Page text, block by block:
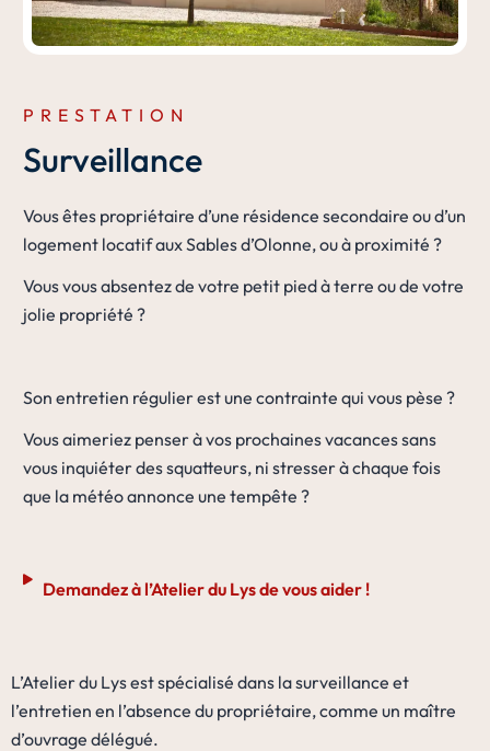
PRESTATION
Surveillance
Vous êtes propriétaire d’une résidence secondaire ou d’un
logement locatif aux Sables d’Olonne, ou à proximité ?
Vous vous absentez de votre petit pied à terre ou de votre
jolie propriété ?
Son entretien régulier est une contrainte qui vous pèse ?
Vous aimeriez penser à vos prochaines vacances sans
vous inquiéter des squatteurs, ni stresser à chaque fois
que la météo annonce une tempête ?
Demandez à l’Atelier du Lys de vous aider !
L’Atelier du Lys est spécialisé dans la surveillance et
l’entretien en l’absence du propriétaire, comme un maître
d’ouvrage délégué.